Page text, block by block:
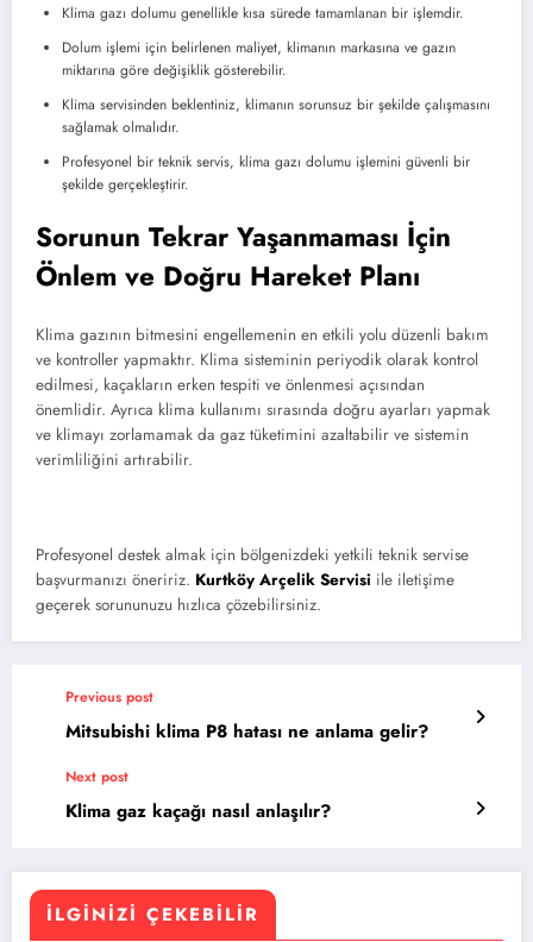
Klima gazı dolumu genellikle kısa sürede tamamlanan bir işlemdir.
Dolum işlemi için belirlenen maliyet, klimanın markasına ve gazın
miktarına göre değişiklik gösterebilir.
Klima servisinden beklentiniz, klimanın sorunsuz bir şekilde çalışmasını
sağlamak olmalıdır.
Profesyonel bir teknik servis, klima gazı dolumu işlemini güvenli bir
şekilde gerçekleştirir.
Sorunun Tekrar Yaşanmaması İçin
Önlem ve Doğru Hareket Planı
Klima gazının bitmesini engellemenin en etkili yolu düzenli bakım
ve kontroller yapmaktır. Klima sisteminin periyodik olarak kontrol
edilmesi, kaçakların erken tespiti ve önlenmesi açısından
önemlidir. Ayrıca klima kullanımı sırasında doğru ayarları yapmak
ve klimayı zorlamamak da gaz tüketimini azaltabilir ve sistemin
verimliliğini artırabilir.
Profesyonel destek almak için bölgenizdeki yetkili teknik servise
başvurmanızı öneririz. Kurtköy Arçelik Servisi ile iletişime
geçerek sorununuzu hızlıca çözebilirsiniz.
Previous post
Mitsubishi klima P8 hatası ne anlama gelir?
Next post
Klima gaz kaçağı nasıl anlaşılır?
İLGINIZI ÇEKEBILIR